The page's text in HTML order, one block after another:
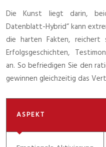
Die Kunst liegt darin,
Datenblatt-Hybrid“ kann
die harten Fakten, reichert
Erfolgsgeschichten,
an. So befriedigen Sie den
gewinnen gleichzeitig das
ASPEKT